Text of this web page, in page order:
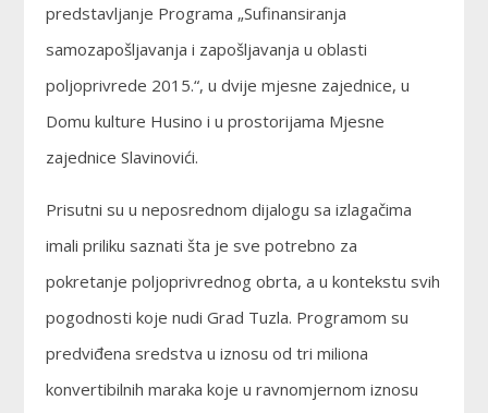
predstavljanje Programa „Sufinansiranja
samozapošljavanja i zapošljavanja u oblasti
poljoprivrede 2015.“, u dvije mjesne zajednice, u
Domu kulture Husino i u prostorijama Mjesne
zajednice Slavinovići.
Prisutni su u neposrednom dijalogu sa izlagačima
imali priliku saznati šta je sve potrebno za
pokretanje poljoprivrednog obrta, a u kontekstu svih
pogodnosti koje nudi Grad Tuzla. Programom su
predviđena sredstva u iznosu od tri miliona
konvertibilnih maraka koje u ravnomjernom iznosu